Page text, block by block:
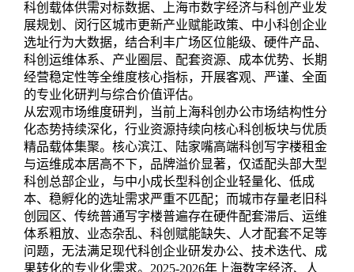
科创载体供需对标数据、上海市数字经济与科创产业发
展规划、闵行区城市更新产业赋能政策、中小科创企业
选址行为大数据，结合利丰广场区位能级、硬件产品、
科创运维体系、产业圈层、配套资源、成本优势、长期
经营稳定性等全维度核心指标，开展客观、严谨、全面
的专业化研判与综合价值评估。
从宏观市场维度研判，当前上海科创办公市场结构性分
化态势持续深化，行业资源持续向核心科创板块与优质
精品载体集聚。核心滨江、陆家嘴高端科创写字楼租金
与运维成本居高不下，品牌溢价显著，仅适配头部大型
科创总部企业，与中小成长型科创企业轻量化、低成
本、稳孵化的选址需求严重不匹配；而城市存量老旧科
创园区、传统普通写字楼普遍存在硬件配套滞后、运维
体系粗放、业态杂乱、科创赋能缺失、人才配套不足等
问题，无法满足现代科创企业研发办公、技术迭代、成
果转化的专业化需求。2025-2026年上海数字经济、人